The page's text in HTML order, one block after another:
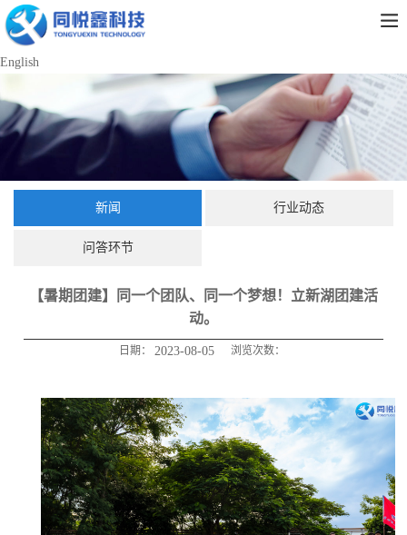
English
新闻 行业动态
问答环节
【暑期团建】同一个团队、同一个梦想！立新湖团建活
动。
日期： 2023-08-05 浏览次数：